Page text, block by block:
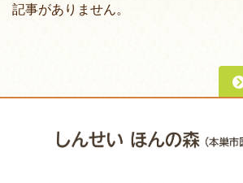
記事がありません。